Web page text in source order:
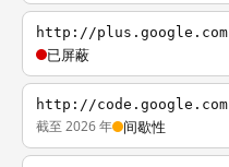
http://plus.google.com
已屏蔽
http://code.google.com
截至 2026 年 间歇性